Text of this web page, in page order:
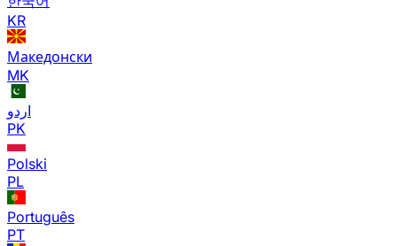
KR
Македонски
MK
اردو
PK
Polski
PL
Português
PT